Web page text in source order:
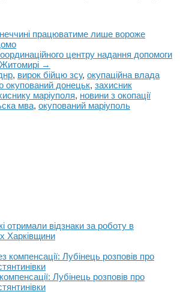
працюватиме лише вороже
центру надання допомоги
→
, вирок бійцю зсу, окупаційна влада
окупований донецьк, захисник
маріуполя, новини з окопації
мва, окупований маріуполь
отримали відзнаки за роботу в
Харківщини
Лубінець розповів про